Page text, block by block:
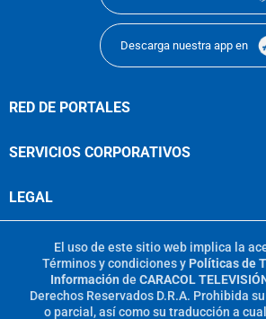
Descarga nuestra app en
RED DE PORTALES
SERVICIOS CORPORATIVOS
LEGAL
El uso de este sitio web implica la
Términos y condicionesy Políticas de
Información de CARACOL
Derechos Reservados D.R.A. Prohibida
o parcial, así como su traducción a